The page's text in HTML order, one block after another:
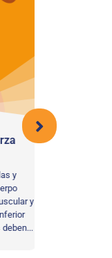
y
y
Lenguas de